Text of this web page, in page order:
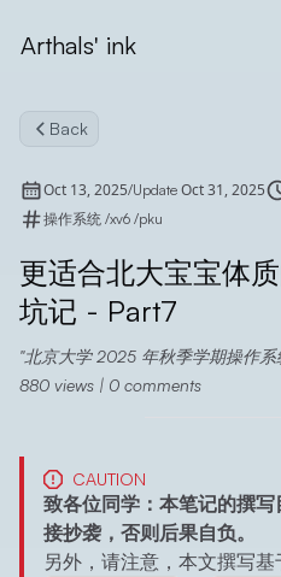
Arthals' ink
Back
Oct 13, 2025/Update Oct 31, 2025
操作系统 /xv6 /pku
更适合北大宝宝体
坑记 - Part7
北京大学 2025 年秋季学期操作系
880 views | 0 comments
CAUTION
致各位同学：本笔记的撰
接抄袭，否则后果自负。
另外，请注意，本文撰写